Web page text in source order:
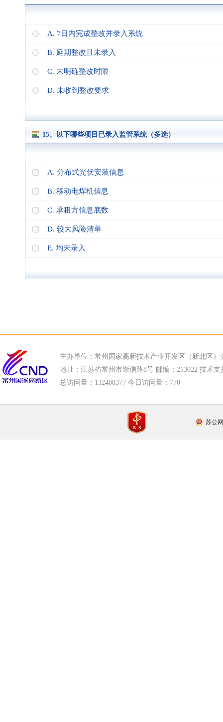
A. 7日内完成整改并录入系统
B. 延期整改且未录入
C. 未明确整改时限
D. 未收到整改要求
15、以下哪些项目已录入监管系统（多选）
A. 分布式光伏安装信息
B. 移动电焊机信息
C. 承租方信息底数
D. 较大风险清单
E. 均未录入
主办单位：常州国家高新技术产业开发区（新北区）
地址：江苏省常州市崇信路8号 邮编：213022 技术支
总访问量： 132488377 今日访问量： 770
苏公